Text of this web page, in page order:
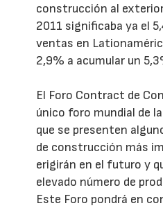
construcción al
2011 significaba ya el
ventas en
2,9% a acumular un
El Foro Contract de
único foro mundial de
que se presenten
de construcción más
erigirán en el futuro y
elevado número de
Este Foro pondrá en